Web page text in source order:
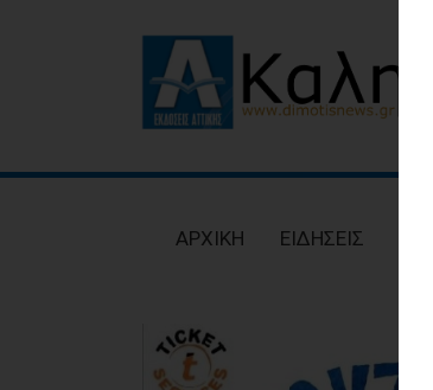
ΕΙΔΗΣΕΙΣ
ΟΙΚΟΝΟΜΙΑ
AΡΧΙΚΗ ΕΙΔΗΣΕΙΣ